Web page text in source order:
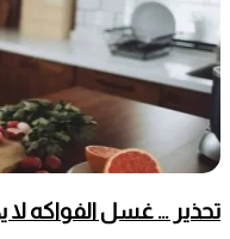
تحذير … غسل الفواكه لا